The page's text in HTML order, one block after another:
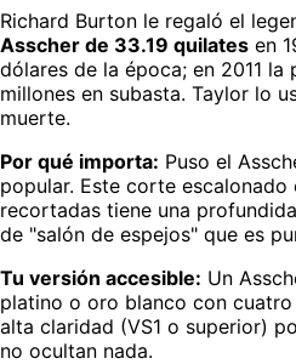
Richard Burton le regaló el
Asscher de 33.19 quilates en
dólares de la época; en 2011 la
millones en subasta. Taylor lo
muerte.
Por qué importa: Puso el
popular. Este corte
recortadas tiene una
de "salón de espejos" que es
Tu versión accesible: Un
platino o oro blanco con
alta claridad (VS1 o superior)
no ocultan nada.